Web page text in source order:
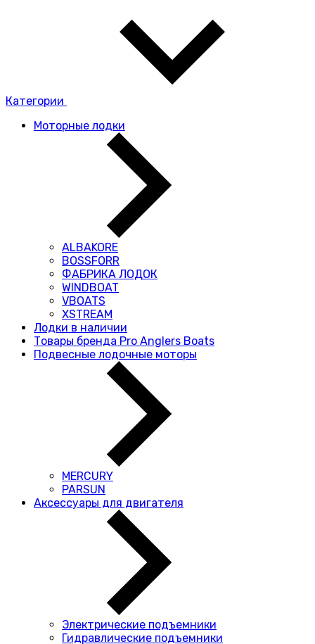
Категории
Моторные лодки
ALBAKORE
BOSSFORR
ФАБРИКА ЛОДОК
WINDBOAT
VBOATS
XSTREAM
Лодки в наличии
Товары бренда Pro Anglers Boats
Подвесные лодочные моторы
MERCURY
PARSUN
Аксессуары для двигателя
Электрические подъемники
Гидравлические подъемники